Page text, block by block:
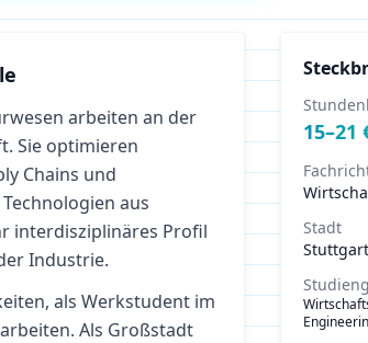
arbeiten an der
Sie optimieren
Chains und
aus
interdisziplinäres Profil
Industrie.
als Werkstudent im
Als Großstadt
15–21
Stadt
Stuttgart